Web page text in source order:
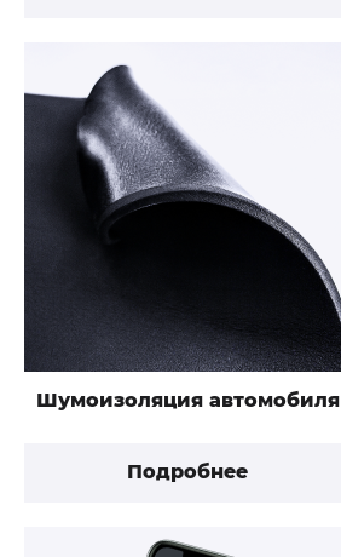
Шумоизоляция автомобиля
Подробнее